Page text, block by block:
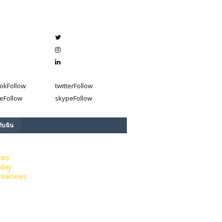
Follow twitterFollow
Follow skypeFollow
บฉัน